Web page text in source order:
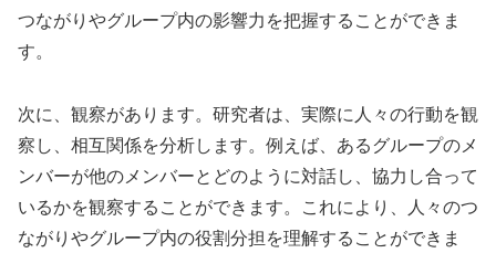
つながりやグループ内の影響力を把握することができま
す。
次に、観察があります。研究者は、実際に人々の行動を観
察し、相互関係を分析します。例えば、あるグループのメ
ンバーが他のメンバーとどのように対話し、協力し合って
いるかを観察することができます。これにより、人々のつ
ながりやグループ内の役割分担を理解することができま